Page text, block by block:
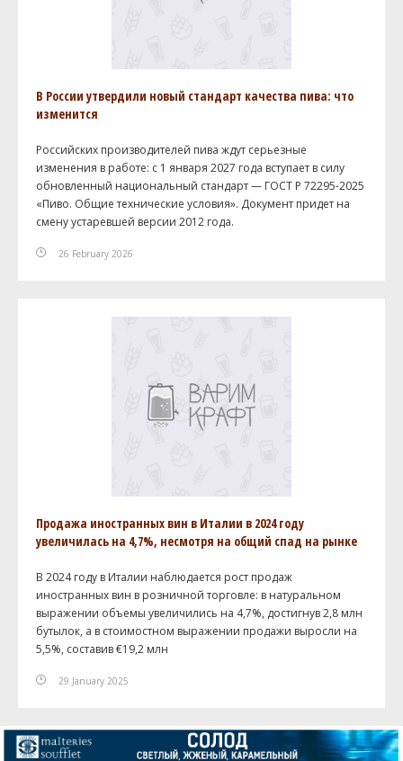
В России утвердили новый стандарт качества пива: что
изменится
Российских производителей пива ждут серьезные
изменения в работе: с 1 января 2027 года вступает в силу
обновленный национальный стандарт — ГОСТ Р 72295-2025
«Пиво. Общие технические условия». Документ придет на
смену устаревшей версии 2012 года.
26 February 2026
Продажа иностранных вин в Италии в 2024 году
увеличилась на 4,7%, несмотря на общий спад на рынке
В 2024 году в Италии наблюдается рост продаж
иностранных вин в розничной торговле: в натуральном
выражении объемы увеличились на 4,7%, достигнув 2,8 млн
бутылок, а в стоимостном выражении продажи выросли на
5,5%, составив €19,2 млн
29 January 2025